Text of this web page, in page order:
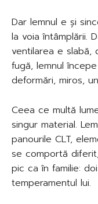
Dar lemnul e și
la voia întâmplării.
ventilarea e slabă,
fugă, lemnul
deformări, miros,
Ceea ce multă
singur material.
panourile CLT,
se comportă
pic ca în familie:
temperamentul lui.